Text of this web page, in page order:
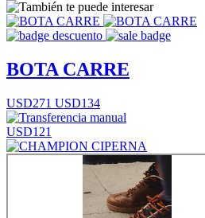
BOTA CARRE
USD271 USD134
USD121